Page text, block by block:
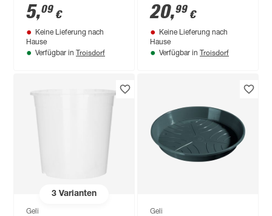
Ø 34 cm
5,09 €
Keine Lieferung nach
Hause
Verfügbar in Troisdorf
80 cm
20,99 €
Keine Lieferung nach
Hause
Verfügbar in Troisdorf
3Varianten
Geli Geli